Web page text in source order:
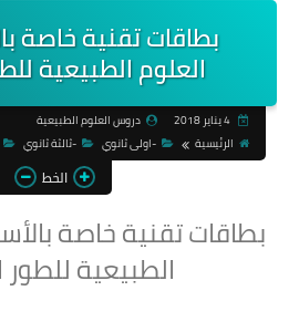
بطاقات تقنية خاصة
العلوم الطبيعية
4 يناير 2018
دروس العلوم الطبيعية
الرئيسية
-اولى ثانوي -ثالثة ثانوي
الخط
بطاقات تقنية خاصة
الطبيعية للطور